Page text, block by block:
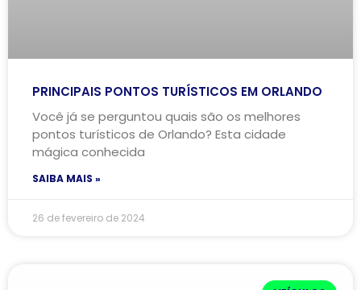
PRINCIPAIS PONTOS TURÍSTICOS EM ORLANDO
Você já se perguntou quais são os melhores
pontos turísticos de Orlando? Esta cidade
mágica conhecida
SAIBA MAIS »
26 de fevereiro de 2024